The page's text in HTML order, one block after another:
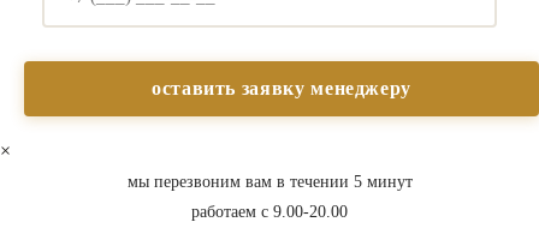
×
мы перезвоним вам в течении 5 минут
работаем с 9.00-20.00